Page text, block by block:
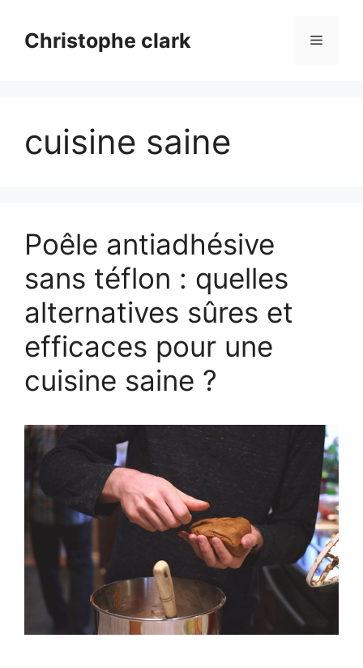
contenuChristophe clark Menu
cuisine saine
Poêle antiadhésive
sans téflon : quelles
alternatives sûres et
efficaces pour une
cuisine saine ?